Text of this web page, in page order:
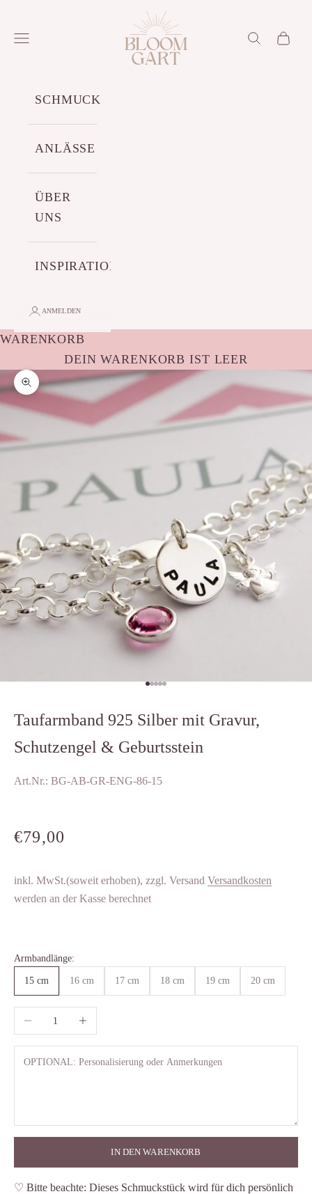
Bloomgart
Menü
Suchen
SCHMUCK
ANLÄSSE
ÜBER
UNS
INSPIRATIONEN
ANMELDEN
WARENKORB
DEIN WARENKORB IST LEER
Bild vergrößern
Gehe zu Element 1
Gehe zu Element 2
Gehe zu Element 3
Gehe zu Element 4
Gehe zu Element 5
Taufarmband 925 Silber mit Gravur,
Schutzengel & Geburtsstein
Art.Nr.: BG-AB-GR-ENG-86-15
ANGEBOT
€79,00
inkl. MwSt.(soweit erhoben), zzgl. Versand Versandkosten
werden an der Kasse berechnet
Armbandlänge:
15 cm 16 cm 17 cm 18 cm 19 cm 20 cm
IN DEN WARENKORB
♡ Bitte beachte: Dieses Schmuckstück wird für dich persönlich